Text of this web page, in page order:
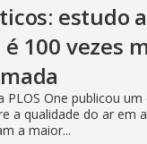
estudo
100 vezes
PLOS One publicou um
a qualidade do ar em
a maior...